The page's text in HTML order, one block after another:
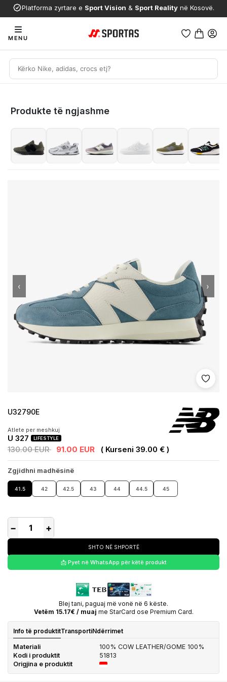
Platforma zyrtare e Sport Vision & Sport Reality në Kosovë.
MENU
Produkte të ngjashme
Shto
‹ ›
U32790E
Atlete per meshkuj
U 327 LIFESTYLE
130.00 EUR 91.00 EUR ( Kurseni 39.00 € )
Zgjidhni madhësinë
41.5 42 42.5 43 44 44.5 45
− +
SHTO NË SHPORTË
📩 Pyet në WhatsApp për këtë produkt
Blej tani, paguaj më vonë në 6 këste.
Vetëm 15.17€ / muaj me StarCard ose Premium Card.
Info të produktitTransportiNdërrimet
Materiali
100% COW LEATHER/GOME 100%
Kodi i produktit
51813
Origjina e produktit